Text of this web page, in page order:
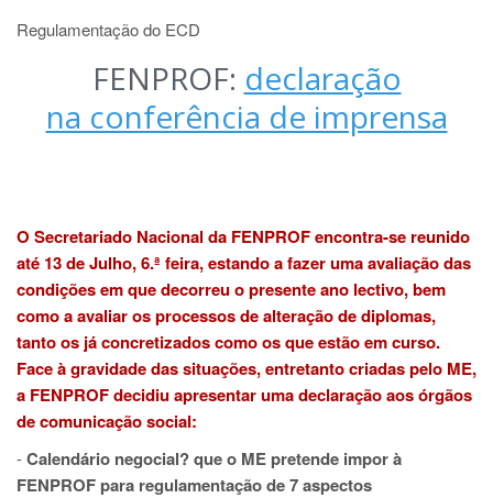
Regulamentação do ECD
FENPROF: declaração
na conferência de imprensa
O Secretariado Nacional da FENPROF encontra-se reunido
até 13 de Julho, 6.ª feira, estando a fazer uma avaliação das
condições em que decorreu o presente ano lectivo, bem
como a avaliar os processos de alteração de diplomas,
tanto os já concretizados como os que estãoem curso.
Faceà gravidade das situações, entretanto criadas pelo ME,
a FENPROF decidiu apresentar uma declaração aos órgãos
de comunicação social:
-Calendário negocial? que o ME pretende impor à
FENPROF para regulamentação de 7 aspectos